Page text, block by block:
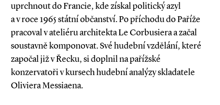
uprchnout do Francie, kde získal politický azyl
a v roce 1965 státní občanství. Po příchodu do Paříže
pracoval v ateliéru architekta Le Corbusiera a začal
soustavně komponovat. Své hudební vzdělání, které
započal již v Řecku, si doplnil na pařížské
konzervatoři v kursech hudební analýzy skladatele
Oliviera Messiaena.